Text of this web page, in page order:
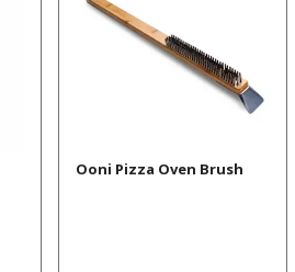
Ooni Pizza Oven Brush